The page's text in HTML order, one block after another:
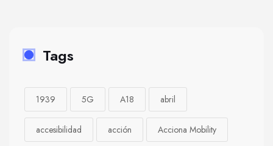
Tags
1939 5G A18 abril
accesibilidad acción Acciona Mobility